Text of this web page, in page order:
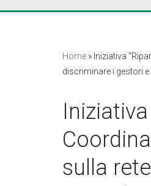
Home » Iniziativa
discriminare i gestori
sulla